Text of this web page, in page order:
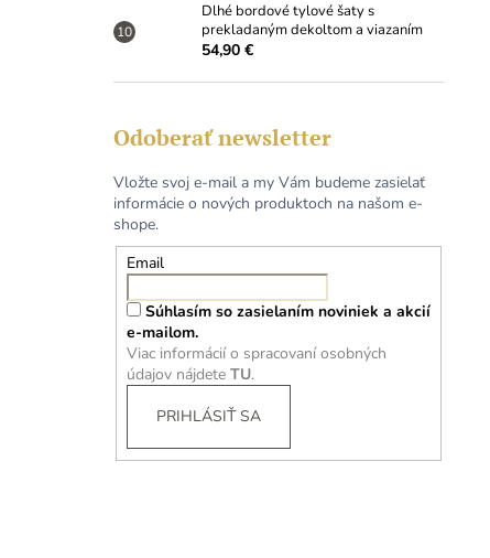
Dlhé bordové tylové šaty s
prekladaným dekoltom a viazaním
54,90 €
Odoberať newsletter
Vložte svoj e-mail a my Vám budeme zasielať
informácie o nových produktoch na našom e-
shope.
Email
Súhlasím so zasielaním noviniek a akcií
e-mailom.
Viac informácií o spracovaní osobných
údajov nájdete TU.
PRIHLÁSIŤ SA